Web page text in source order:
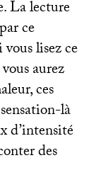
La lecture
ce
lisez ce
aurez
ces
là
d’intensité
des